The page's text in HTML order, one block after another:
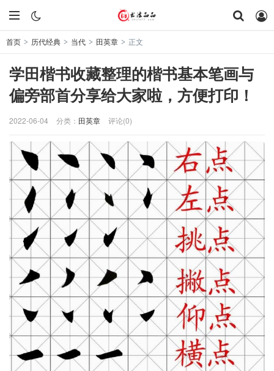
首页 > 历代经典 > 当代 > 田英章 > 正文
学田楷书收藏整理的楷书基本笔画与
偏旁部首分享给大家啦，方便打印！
2022-06-04 分类： 田英章 评论(0)